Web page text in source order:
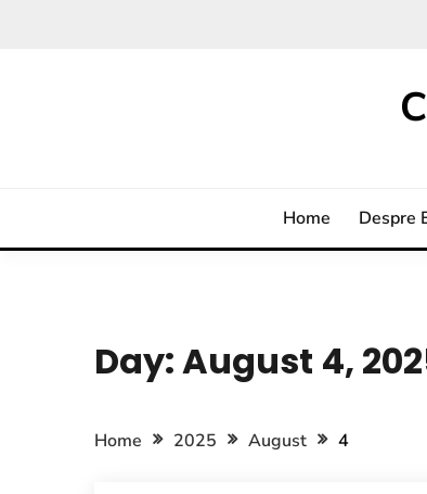
Home Despre
Day:August 4,
Home 2025 August 4